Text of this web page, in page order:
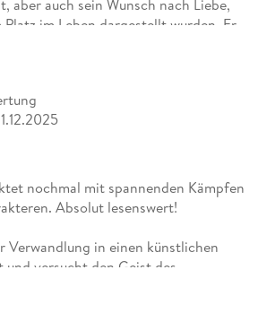
aber auch sein Wunsch nach Liebe,
im Leben dargestellt wurden. Er
Ich fand ihre Entwicklung hier
Generell fand ich Harper und Jules
Pärchen der Reihe.Aber auch
und die Art, sie alles
wird. Für mich war es ein sehr
was ich schön finde, da
häufig ja etwas
nochmal mit spannenden Kämpfen
Absolut lesenswert!
Verwandlung in einen künstlichen
versucht den Geist des